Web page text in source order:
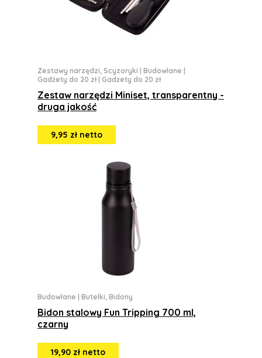
Zestawy narzędzi, Scyzoryki Budowlane
Gadżety do 20 zł| Gadżety do 20 zł
Zestaw narzędzi Miniset, transparentny -
druga jakość
9,95 zł netto
Budowlane Butelki, Bidony
Bidon stalowy Fun Tripping 700 ml,
czarny
19,90 zł netto